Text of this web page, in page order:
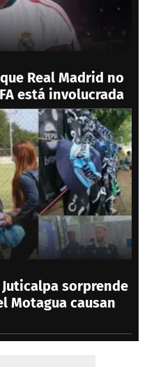
Real Madrid no
está involucrada
sorprende
Motagua causan